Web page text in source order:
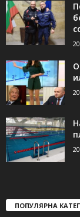
ПОПУЛЯРНА